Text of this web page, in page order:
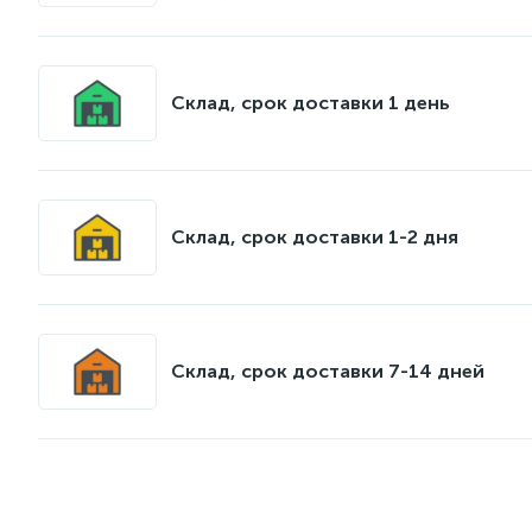
Склад, срок доставки 1 день
Склад, срок доставки 1-2 дня
Склад, срок доставки 7-14 дней